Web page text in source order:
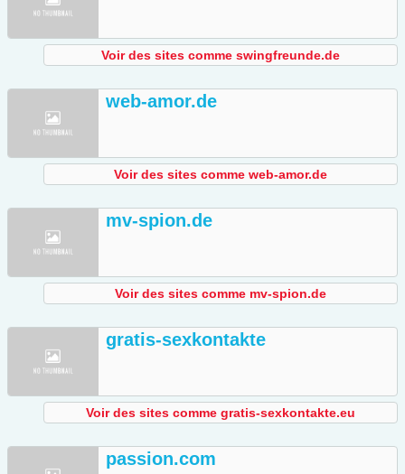
Voir des sites comme swingfreunde.de
web-amor.de
Voir des sites comme web-amor.de
mv-spion.de
Voir des sites comme mv-spion.de
gratis-sexkontakte
Voir des sites comme gratis-sexkontakte.eu
passion.com